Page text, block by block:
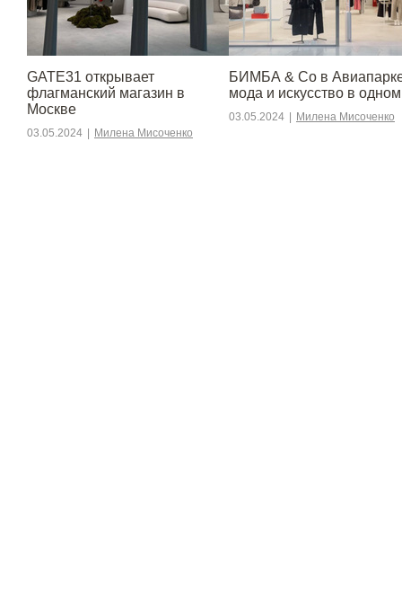
GATE31 открывает
флагманский магазин в
Москве
03.05.2024 Милена Мисоченко
БИМБА & Co в
мода и искусство в одном
03.05.2024 Милена Мисоченко